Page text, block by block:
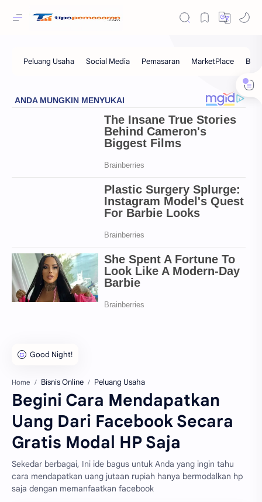
Home Bisnis Online Peluang Usaha
Begini Cara Mendapatkan
Uang Dari Facebook Secara
Gratis Modal HP Saja
Sekedar berbagai, Ini ide bagus untuk Anda yang ingin tahu
cara mendapatkan uang jutaan rupiah hanya bermodalkan hp
saja dengan memanfaatkan facebook